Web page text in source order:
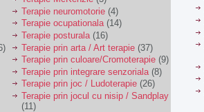
Terapie neuromotorie (4)
Terapie ocupationala(14)
Terapie posturala (16)
Terapie prin arta / Art terapie (37)
Terapie prin culoare/Cromoterapie (9)
Terapie prin integrare senzoriala (8)
Terapie prin joc / Ludoterapie (26)
Terapie prin jocul cu nisip / Sandplay
(11)